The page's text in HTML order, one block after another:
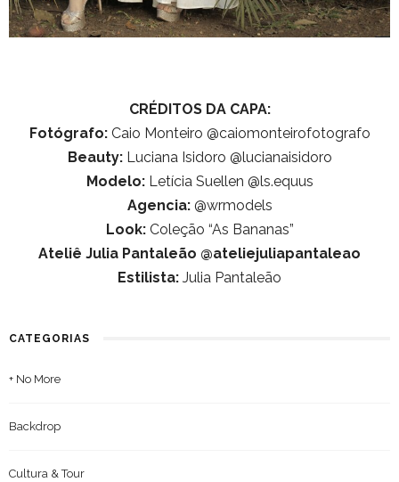
CRÉDITOS DA CAPA:
Fotógrafo:Caio Monteiro @caiomonteirofotografo
Beauty:Luciana Isidoro @lucianaisidoro
Modelo:Letícia Suellen @ls.equus
Agencia:@wrmodels
Look:Coleção “As Bananas”
Ateliê Julia Pantaleão @ateliejuliapantaleao
Estilista: Julia Pantaleão
CATEGORIAS
+ No More
Backdrop
Cultura & Tour